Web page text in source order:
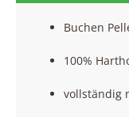
Buchen
100%
vollständig